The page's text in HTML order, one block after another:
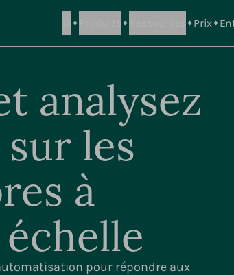
Prix
analysez
les
à
pour répondre aux